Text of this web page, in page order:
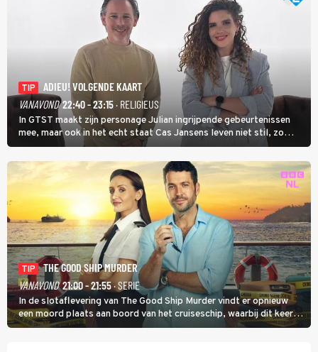
TIP
ADIEU! VOLGENDE KAART
VANAVOND 22:40 - 23:15· RELIGIEUS
In GTST maakt zijn personage Julian ingrijpende gebeurtenissen
mee, maar ook in het echt staat Cas Jansens leven niet stil, zo
vertelt hij in Adieu! Volgende Kaart.
TIP
THE GOOD SHIP MURDER
VANAVOND 21:00 - 21:55· SERIE
In de slotaflevering van The Good Ship Murder vindt er opnieuw
een moord plaats aan boord van het cruiseschip, waarbij dit keer
een bemanningslid het slachtoffer is en kapitein Marlowe de dader